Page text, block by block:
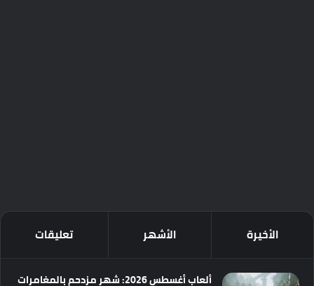
الأخيرة الأشهر تعليقات
ألعاب أغسطس 2026: شهر مزدحم بالمغامرات